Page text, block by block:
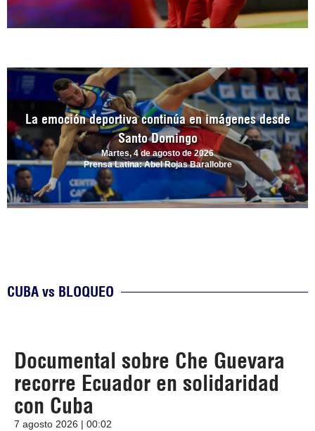
La emoción deportiva continúa en imágenes desde
Santo Domingo
Martes, 4 de agosto de 2026
Prensa Latina: Abel Rojas Barallobre
CUBA vs BLOQUEO
Documental sobre Che Guevara
recorre Ecuador en solidaridad
con Cuba
7 agosto 2026 | 00:02